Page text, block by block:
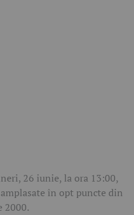
26 iunie, la ora 13:00,
în opt puncte din
2000.